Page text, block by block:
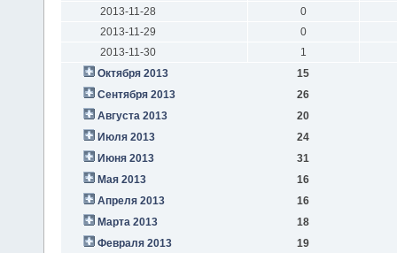
2013-11-28
0
2013-11-29
0
2013-11-30
1
Октября 2013
15
Сентября 2013
26
Августа 2013
20
Июля 2013
24
Июня 2013
31
Мая 2013
16
Апреля 2013
16
Марта 2013
18
Февраля 2013
19